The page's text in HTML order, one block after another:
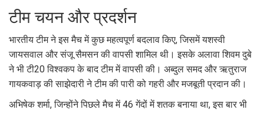
टीम चयन और प्रदर्शन
भारतीय टीम ने इस मैच में कुछ महत्वपूर्ण बदलाव किए, जिसमें यशस्वी
जायसवाल और संजू सैमसन की वापसी शामिल थी। इसके अलावा शिवम दुबे
ने भी टी20 विश्वकप के बाद टीम में वापसी की। अब्दुल समद और ऋतुराज
गायकवाड़ की साझेदारी ने टीम की पारी को गहरी और मजबूती प्रदान की।
अभिषेक शर्मा, जिन्होंने पिछले मैच में 46 गेंदों में शतक बनाया था, इस बार भी